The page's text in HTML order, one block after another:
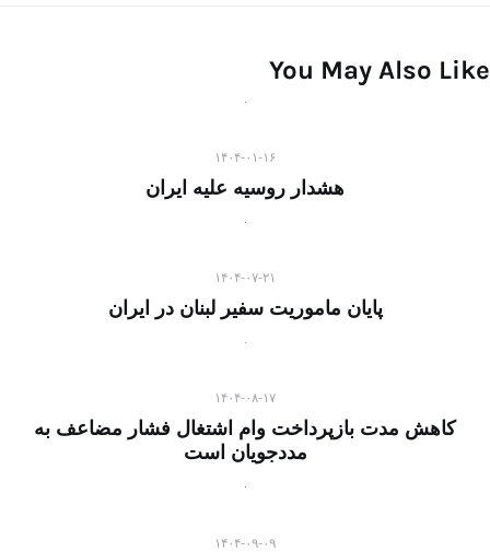
You May Also Like
۱۴۰۴-۰۱-۱۶
هشدار روسیه علیه ایران
۱۴۰۴-۰۷-۲۱
پایان ماموریت سفیر لبنان در ایران
۱۴۰۴-۰۸-۱۷
کاهش مدت بازپرداخت وام اشتغال فشار مضاعف به
مددجویان است
۱۴۰۴-۰۹-۰۹